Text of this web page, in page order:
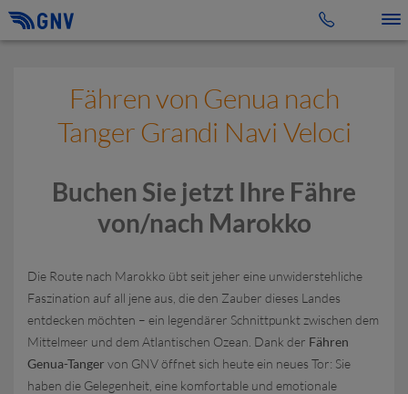
Fähren von Genua nach
Tanger Grandi Navi Veloci
Buchen Sie jetzt Ihre Fähre
von/nach Marokko
Die Route nach Marokko übt seit jeher eine unwiderstehliche
Faszination auf all jene aus, die den Zauber dieses Landes
entdecken möchten – ein legendärer Schnittpunkt zwischen dem
Mittelmeer und dem Atlantischen Ozean. Dank der Fähren
Genua-Tanger von GNV öffnet sich heute ein neues Tor: Sie
haben die Gelegenheit, eine komfortable und emotionale